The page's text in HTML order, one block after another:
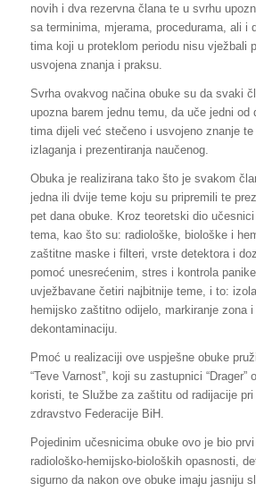
novih i dva rezervna člana te u svrhu
sa terminima, mjerama, procedurama, ali i
tima koji u proteklom periodu nisu vježbali
usvojena znanja i praksu.
Svrha ovakvog načina obuke su da svaki
upozna barem jednu temu, da uče jedni od
tima dijeli već stečeno i usvojeno znanje
izlaganja i prezentiranja naučenog.
Obuka je realizirana tako što je svakom
jedna ili dvije teme koju su pripremili te
pet dana obuke. Kroz teoretski dio
tema, kao što su: radiološke, biološke i
zaštitne maske i filteri, vrste detektora i
pomoć unesrećenim, stres i kontrola
uvježbavane četiri najbitnije teme, i to:
hemijsko zaštitno odijelo, markiranje zona
dekontaminaciju.
Pmoć u realizaciji ove uspješne obuke
“Teve Varnost”, koji su zastupnici “Drager”
koristi, te Službe za zaštitu od radijacije
zdravstvo Federacije BiH.
Pojedinim učesnicima obuke ovo je bio
radiološko-hemijsko-bioloških opasnosti,
sigurno da nakon ove obuke imaju jasniju